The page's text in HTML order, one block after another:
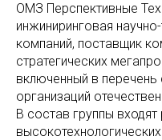
ОМЗ Перспективные
инжиниринговая
компаний, поставщик
стратегических
включенный в
организаций
В состав группы